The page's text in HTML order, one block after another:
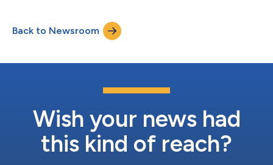
“Cibersegurança é uma questão existencial”, disse Thomas M.
Siebel, presidente e CEO da C3 AI, fornecedora líder de software
Back to Newsroom
Wish your news had
this kind of reach?